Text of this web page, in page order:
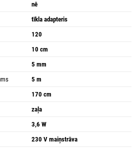
nē
tīkla adapteris
120
10 cm
5 mm
5 m
170 cm
zaļa
3,6 W
230 V maiņstrāva